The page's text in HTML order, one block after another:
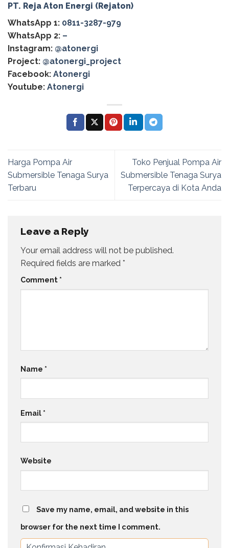
PT. Reja Aton Energi (Rejaton)
WhatsApp 1: 0811-3287-979
WhatsApp 2: –
Instagram: @atonergi
Project: @atonergi_project
Facebook: Atonergi
Youtube: Atonergi
Harga Pompa Air
Submersible Tenaga Surya
Terbaru
Toko Penjual Pompa Air
Submersible Tenaga Surya
Terpercaya di Kota Anda
Leave a Reply
Your email address will not be published.
Required fields are marked *
Comment *
Name *
Email *
Website
Save my name, email, and website in this
browser for the next time I comment.